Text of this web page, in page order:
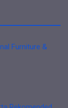
Furniture &